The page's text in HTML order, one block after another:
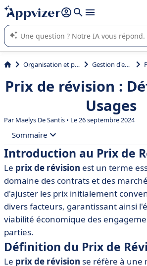
répondre (plusieurs lignes avec
L'IA de Appvizer vous guide dans l'utilisation
logiciel SaaS en entreprise.
Organisation et planification Gestion d'entreprise
Prix de révision :
Usages
ParMaëlys De Santis • Le 26 septembre 2024
Sommaire
• Introduction au Prix de Révision
• Définition du Prix de Révision
• Importance du Prix de Révision
• Calcul du Prix de Révision
• Exemples de Prix de Révision
• Outils et Logiciels pour Gérer le Prix
• Conclusion
Introduction au Prix de
Le prix de révision est un terme
domaine des contrats et des
d'ajuster les prix initialement
divers facteurs, garantissant ainsi
viabilité économique des
parties.
Définition du Prix de
Le prix de révision se réfère à une